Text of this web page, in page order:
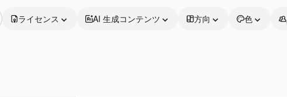
ライセンス AI 生成コンテンツ 方向 色